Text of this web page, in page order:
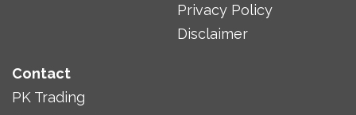
Privacy Policy
Disclaimer
Contact
PK Trading